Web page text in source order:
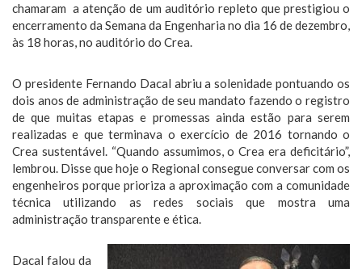
chamaram a atenção de um auditório repleto que prestigiou o
encerramento da Semana da Engenharia no dia 16 de dezembro,
às 18 horas, no auditório do Crea.
O presidente Fernando Dacal abriu a solenidade pontuando os
dois anos de administração de seu mandato fazendo o registro
de que muitas etapas e promessas ainda estão para serem
realizadas e que terminava o exercício de 2016 tornando o
Crea sustentável. “Quando assumimos, o Crea era deficitário”,
lembrou. Disse que hoje o Regional consegue conversar com os
engenheiros porque prioriza a aproximação com a comunidade
técnica utilizando as redes sociais que mostra uma
administração transparente e ética.
Dacal falou da